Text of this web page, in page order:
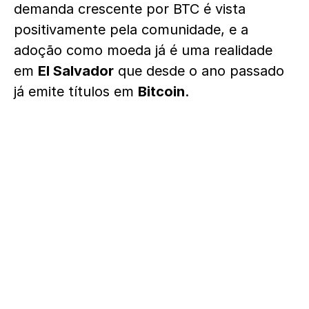
demanda crescente por BTC é vista
positivamente pela comunidade, e a
adoção como moeda já é uma realidade
em El Salvador que desde o ano passado
já emite títulos em Bitcoin.